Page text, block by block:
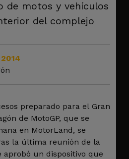
de motos y vehículos
del complejo
preparado para el Gran
de MotoGP, que se
en MotorLand, se
la última reunión de la
aprobó un dispositivo que